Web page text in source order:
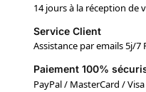
14 jours à la réception de
Service Client
Assistance par emails 5j/7
Paiement 100%
PayPal / MasterCard / Visa